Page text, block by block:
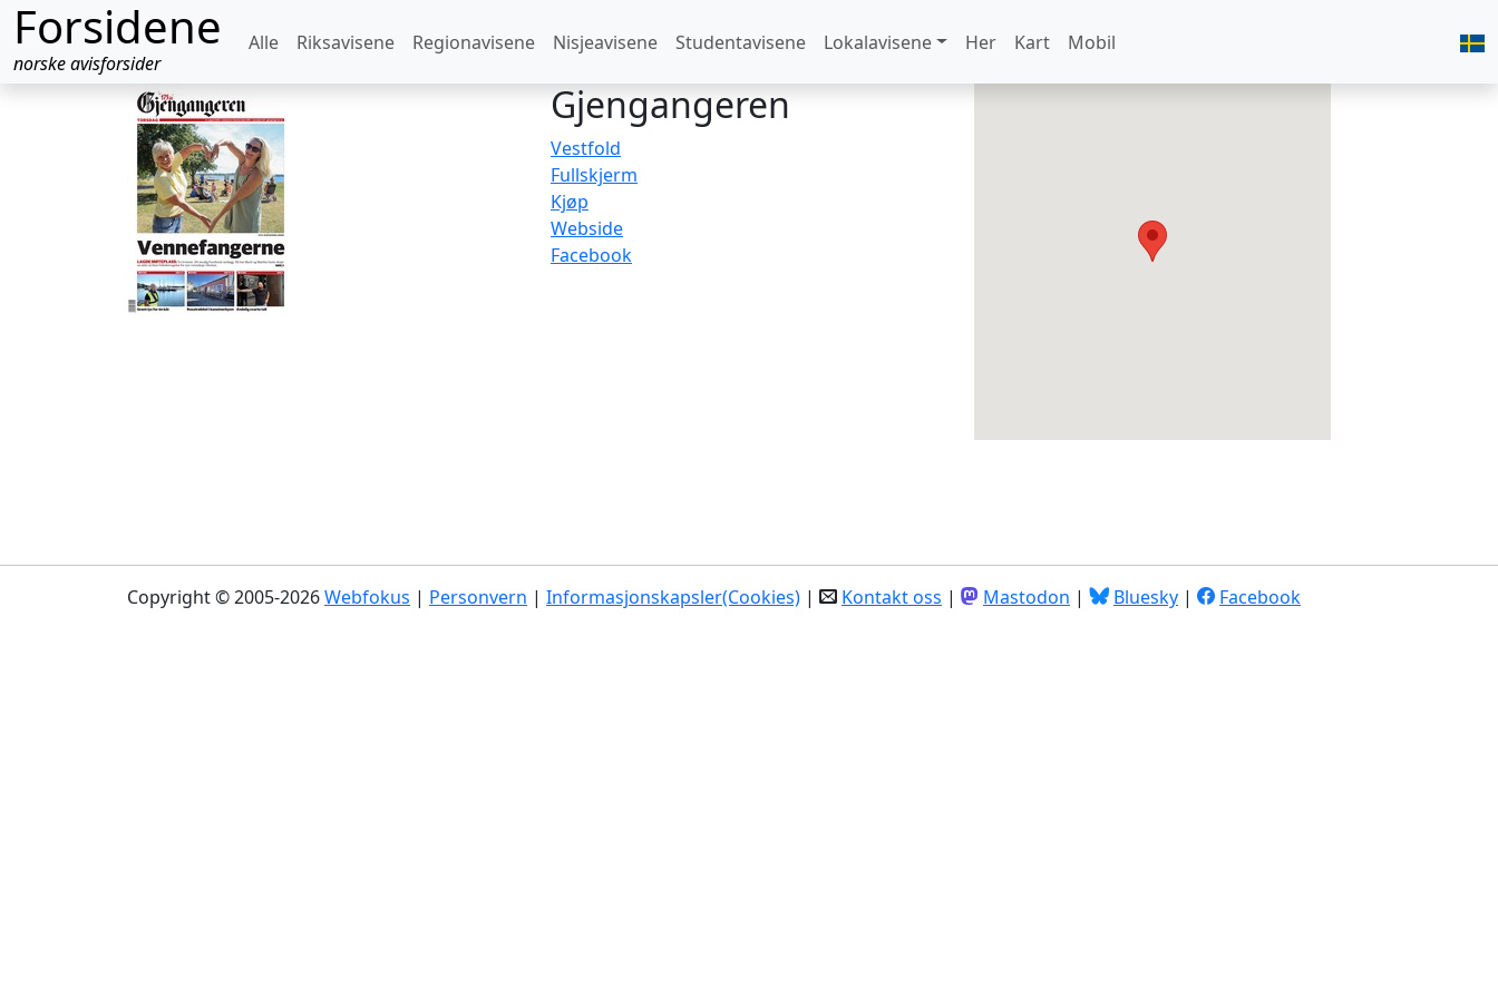
Forsidene
norske avisforsider
Alle Riksavisene Regionavisene Nisjeavisene Studentavisene Lokalavisene Her Kart Mobil
Gjengangeren
Vestfold
Fullskjerm
Kjøp
Webside
Facebook
Copyright © 2005-2026Webfokus | Personvern | Informasjonskapsler(Cookies) | Kontakt oss | Mastodon | Bluesky | Facebook